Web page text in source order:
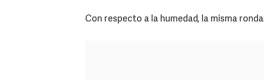
Con respecto a la humedad, la misma